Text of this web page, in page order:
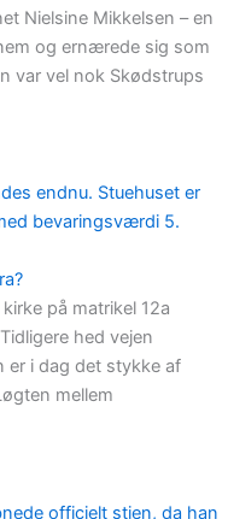
Nielsine Mikkelsen – en
og ernærede sig som
var vel nok Skødstrups
på matrikel 12a
hed vejen
er i dag det stykke af
mellem